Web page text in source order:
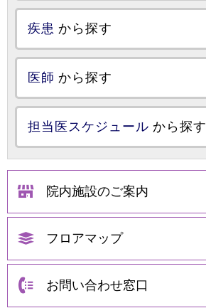
疾患 から探す
医師 から探す
担当医スケジュール から探す
院内施設のご案内
フロアマップ
お問い合わせ窓口